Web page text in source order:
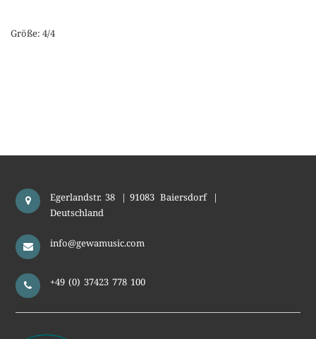
Größe: 4/4
Egerlandstr. 38 | 91083 Baiersdorf
|
Deutschland
info@gewamusic.com
+49 (0) 37423 778 100